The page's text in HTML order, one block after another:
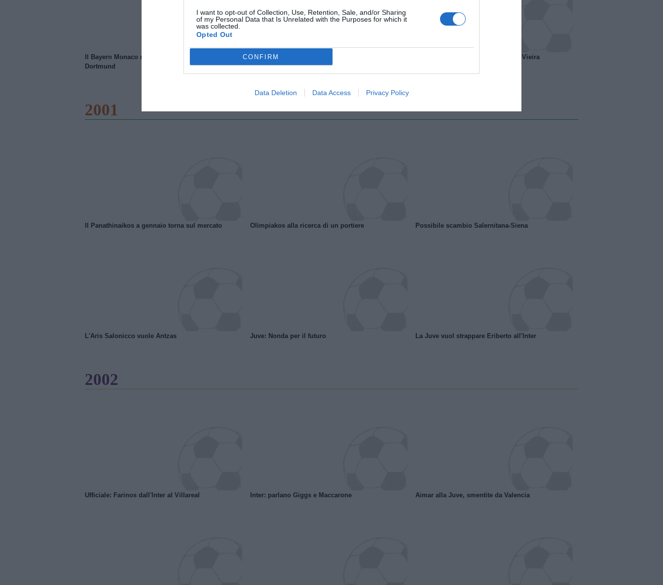
I want to opt-out of Collection, Use, Retention, Sale, and/or Sharing
of my Personal Data that Is Unrelated with the Purposes for which it
was collected.
Opted Out
CONFIRM
Data Deletion Data Access Privacy Policy
Il Bayern Monaco ridimensiona il Borussia
Dortmund
Wiltord vuole giocare A gennaio ipotesi scambio Davids-Vieira
2001
Il Panathinaikos a gennaio torna sul mercato Olimpiakos alla ricerca di un portiere Possibile scambio Salernitana-Siena
L'Aris Salonicco vuole Antzas Juve: Nonda per il futuro La Juve vuol strappare Eriberto all'Inter
2002
Ufficiale: Farinos dall'Inter al Villareal Inter: parlano Giggs e Maccarone Aimar alla Juve, smentite da Valencia